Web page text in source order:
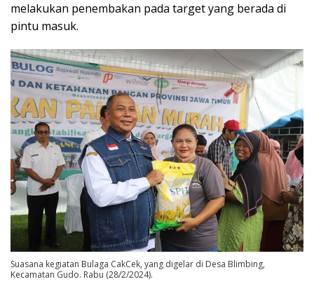
melakukan penembakan pada target yang berada di
pintu masuk.
Suasana kegiatan Bulaga CakCek, yang digelar di Desa Blimbing,
Kecamatan Gudo. Rabu (28/2/2024).